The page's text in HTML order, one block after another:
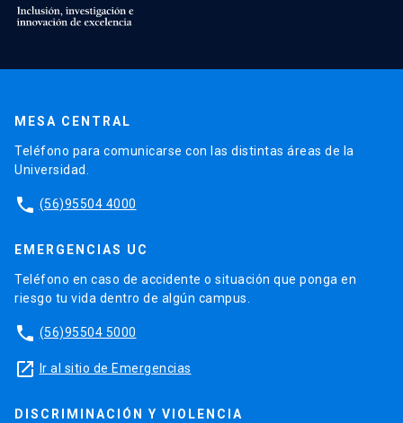
MESA CENTRAL
Teléfono para comunicarse con las distintas áreas de la
Universidad.
phone (56)95504 4000
EMERGENCIAS UC
Teléfono en caso de accidente o situación que ponga en
riesgo tu vida dentro de algún campus.
phone (56)95504 5000
launch Ir al sitio de Emergencias
DISCRIMINACIÓN Y VIOLENCIA